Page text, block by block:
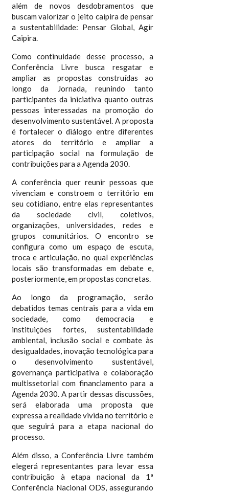
além de novos desdobramentos que
buscam valorizar o jeito caipira de pensar
a sustentabilidade: Pensar Global, Agir
Caipira.
Como continuidade desse processo, a
Conferência Livre busca resgatar e
ampliar as propostas construídas ao
longo da Jornada, reunindo tanto
participantes da iniciativa quanto outras
pessoas interessadas na promoção do
desenvolvimento sustentável. A proposta
é fortalecer o diálogo entre diferentes
atores do território e ampliar a
participação social na formulação de
contribuições para a Agenda 2030.
A conferência quer reunir pessoas que
vivenciam e constroem o território em
seu cotidiano, entre elas representantes
da sociedade civil, coletivos,
organizações, universidades, redes e
grupos comunitários. O encontro se
configura como um espaço de escuta,
troca e articulação, no qual experiências
locais são transformadas em debate e,
posteriormente, em propostas concretas.
Ao longo da programação, serão
debatidos temas centrais para a vida em
sociedade, como democracia e
instituições fortes, sustentabilidade
ambiental, inclusão social e combate às
desigualdades, inovação tecnológica para
o desenvolvimento sustentável,
governança participativa e colaboração
multissetorial com financiamento para a
Agenda 2030. A partir dessas discussões,
será elaborada uma proposta que
expressa a realidade vivida no território e
que seguirá para a etapa nacional do
processo.
Além disso, a Conferência Livre também
elegerá representantes para levar essa
contribuição à etapa nacional da 1ª
Conferência Nacional ODS, assegurando